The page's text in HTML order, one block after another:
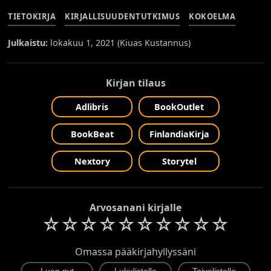
TIETOKIRJA KIRJALLISUUDENTUTKIMUS KOKOELMA
Julkaistu: lokakuu 1, 2021 (Kiuas Kustannus)
Kirjan tilaus
Adlibris BookOutlet
BookBeat FinlandiaKirja
Nextory Storytel
Arvosanani kirjalle
☆☆☆☆☆☆☆☆☆☆
Omassa pääkirjahyllyssäni